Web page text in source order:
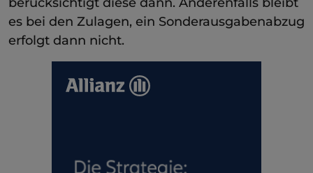
es bei den Zulagen, ein Sonderausgabenabzug
erfolgt dann nicht.